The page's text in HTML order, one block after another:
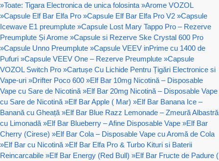
»Toate: Tigara Electronica de unica folosinta »Arome VOZOL
»Capsule Elf Bar Elfa Pro »Capsule Elf Bar Elfa Pro V2 »Capsule
Icewave E1 preumplute »Capsule Lost Mary Tappo Pro – Rezerve
Preumplute Și Arome »Capsule si Rezerve Ske Crystal 600 Pro
»Capsule Unno Preumplute »Capsule VEEV inPrime cu 1400 de
Pufuri »Capsule VEEV One – Rezerve Preumplute »Capsule
VOZOL Switch Pro »Cartușe Cu Lichide Pentru Țigări Electronice si
Vape-uri »Drifter Poco 600 »Elf Bar 10mg Nicotină – Disposable
Vape cu Sare de Nicotină »Elf Bar 20mg Nicotină – Disposable Vape
cu Sare de Nicotină »Elf Bar Apple ( Mar) »Elf Bar Banana Ice –
Banană cu Gheață »Elf Bar Blue Razz Lemonade – Zmeură Albastră
cu Limonadă »Elf Bar Blueberry – Afine Disposable Vape »Elf Bar
Cherry (Cirese) »Elf Bar Cola – Disposable Vape cu Aromă de Cola
»Elf Bar cu Nicotină »Elf Bar Elfa Pro & Turbo Kituri si Baterii
Reincarcabile »Elf Bar Energy (Red Bull) »Elf Bar Fructe de Padure (